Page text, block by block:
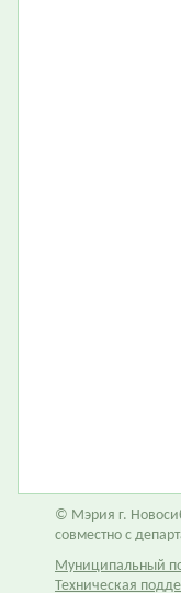
© Мэрия г.
совместно с
Муниципальный
Техническая